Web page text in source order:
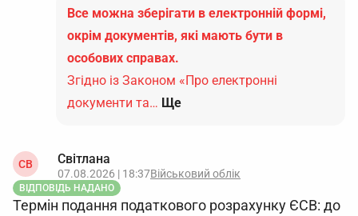
Все можна зберігати в електронній формі,
окрім документів, які мають бути в
особових справах.
Згідно із Законом «Про електронні
документи та… Ще
СВ Світлана
07.08.2026 | 18:37Військовий облік
ВІДПОВІДЬ НАДАНО
Термін подання податкового розрахунку ЄСВ: до